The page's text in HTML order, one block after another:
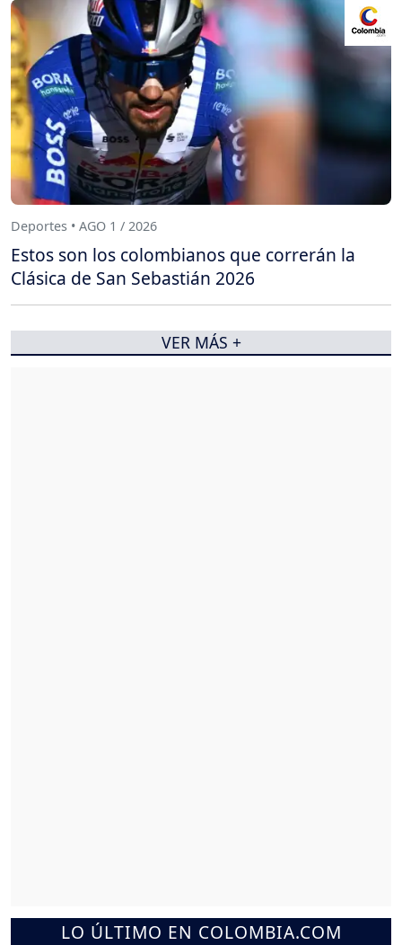
LO ÚLTIMO EN COLOMBIA.COM
Deportes • AGO 1 / 2026
Estos son los colombianos que correrán la
Clásica de San Sebastián 2026
VER MÁS +